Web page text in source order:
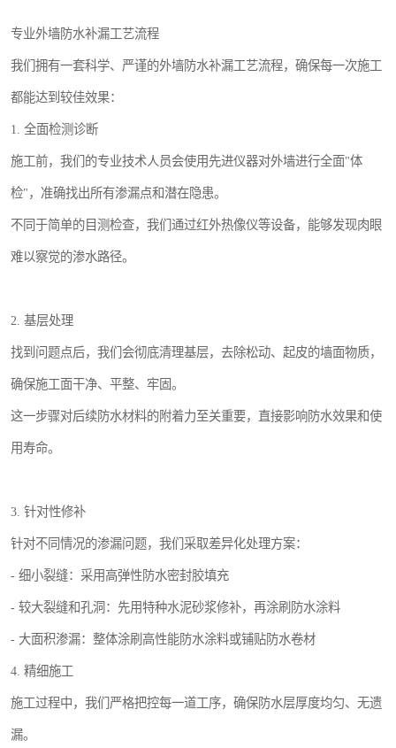
专业外墙防水补漏工艺流程
我们拥有一套科学、严谨的外墙防水补漏工艺流程，确保每一次施工
都能达到较佳效果：
1. 全面检测诊断
施工前，我们的专业技术人员会使用先进仪器对外墙进行全面"体
检"，准确找出所有渗漏点和潜在隐患。
不同于简单的目测检查，我们通过红外热像仪等设备，能够发现肉眼
难以察觉的渗水路径。
2. 基层处理
找到问题点后，我们会彻底清理基层，去除松动、起皮的墙面物质，
确保施工面干净、平整、牢固。
这一步骤对后续防水材料的附着力至关重要，直接影响防水效果和使
用寿命。
3. 针对性修补
针对不同情况的渗漏问题，我们采取差异化处理方案：
- 细小裂缝：采用高弹性防水密封胶填充
- 较大裂缝和孔洞：先用特种水泥砂浆修补，再涂刷防水涂料
- 大面积渗漏：整体涂刷高性能防水涂料或铺贴防水卷材
4. 精细施工
施工过程中，我们严格把控每一道工序，确保防水层厚度均匀、无遗
漏。